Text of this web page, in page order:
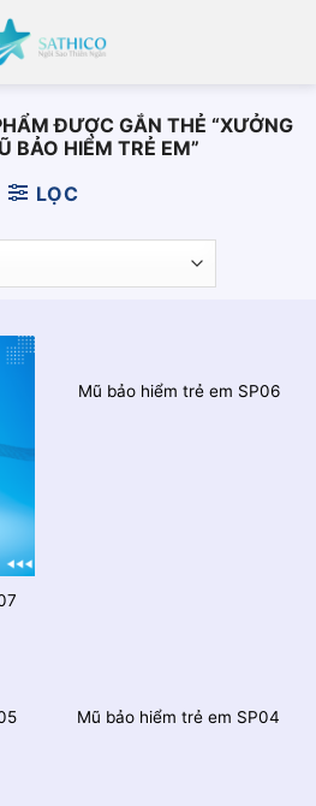
ĐƯỢC GẮN THẺ “XƯỞNG
BẢO HIỂM TRẺ EM”
LỌC
Mũ bảo hiểm trẻ em SP06
Mũ bảo hiểm trẻ em SP04